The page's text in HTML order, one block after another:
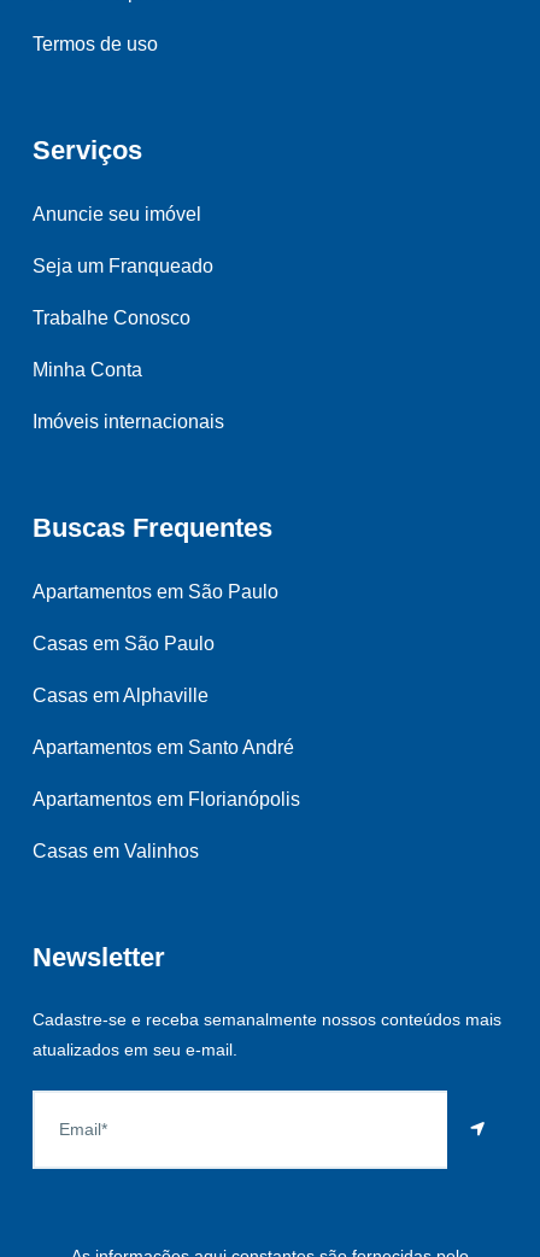
Termos de uso
Serviços
Anuncie seu imóvel
Seja um Franqueado
Trabalhe Conosco
Minha Conta
Imóveis internacionais
Buscas Frequentes
Apartamentos em São Paulo
Casas em São Paulo
Casas em Alphaville
Apartamentos em Santo André
Apartamentos em Florianópolis
Casas em Valinhos
Newsletter
Cadastre-se e receba semanalmente nossos conteúdos mais
atualizados em seu e-mail.